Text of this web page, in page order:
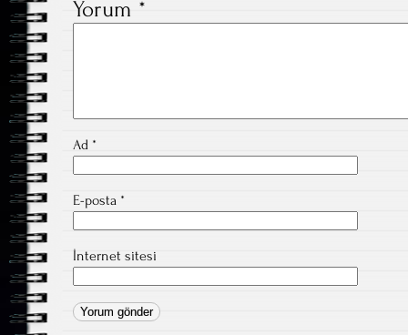
Yorum *
Ad *
E-posta *
İnternet sitesi